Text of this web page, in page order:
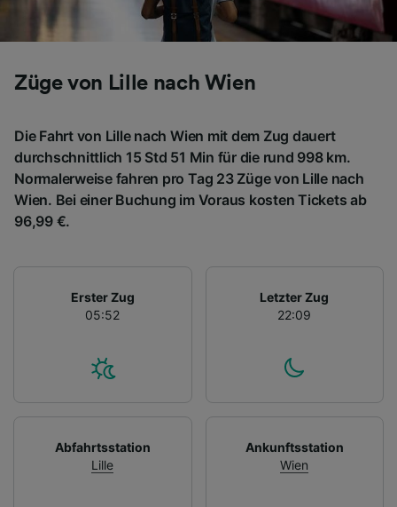
Züge von Lille nach Wien
Die Fahrt von Lille nach Wien mit dem Zug dauert
durchschnittlich 15 Std 51 Min für die rund 998 km.
Normalerweise fahren pro Tag 23 Züge von Lille nach
Wien. Bei einer Buchung im Voraus kosten Tickets ab
96,99 €.
Erster Zug
05:52
Letzter Zug
22:09
Abfahrtsstation
Lille
Ankunftsstation
Wien